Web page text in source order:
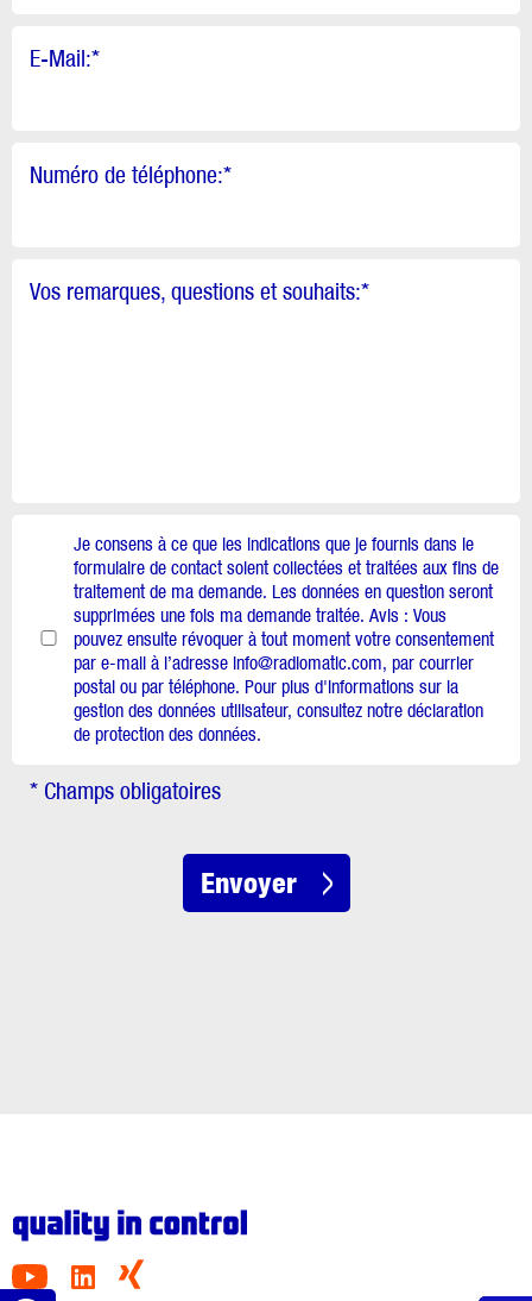
E-Mail:*
Numéro de téléphone:*
Vos remarques, questions et souhaits:*
Je consens à ce que les indications que je fournis dans le
formulaire de contact soient collectées et traitées aux fins de
traitement de ma demande. Les données en question seront
supprimées une fois ma demande traitée. Avis : Vous
pouvez ensuite révoquer à tout moment votre consentement
par e-mail à l’adresse info@radiomatic.com, par courrier
postal ou par téléphone. Pour plus d'informations sur la
gestion des données utilisateur, consultez notre déclaration
de protection des données.
* Champs obligatoires
Envoyer